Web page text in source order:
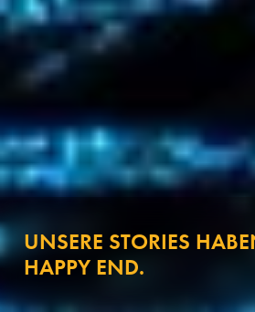
UNSERE STORIES
HAPPY END.